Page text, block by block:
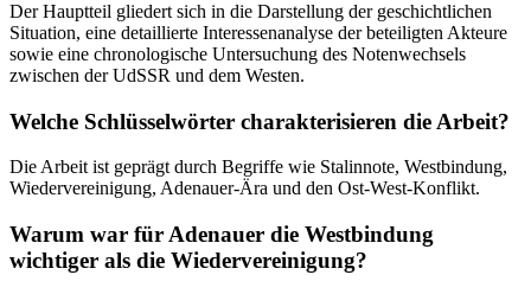
Der Hauptteil gliedert sich in die Darstellung der geschichtlichen
Situation, eine detaillierte Interessenanalyse der beteiligten Akteure
sowie eine chronologische Untersuchung des Notenwechsels
zwischen der UdSSR und dem Westen.
Welche Schlüsselwörter charakterisieren die Arbeit?
Die Arbeit ist geprägt durch Begriffe wie Stalinnote, Westbindung,
Wiedervereinigung, Adenauer-Ära und den Ost-West-Konflikt.
Warum war für Adenauer die Westbindung
wichtiger als die Wiedervereinigung?